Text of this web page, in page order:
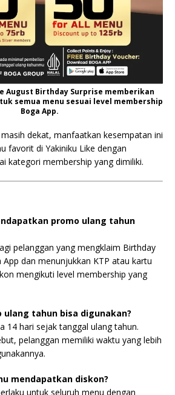
August Birthday Surprise memberikan
semua menu sesuai level membership
Boga App.
dekat, manfaatkan kesempatan ini
favorit di Yakiniku Like dengan
kategori membership yang dimiliki.
promo ulang tahun
pelanggan yang mengklaim Birthday
dan menunjukkan KTP atau kartu
mengikuti level membership yang
ulang tahun bisa digunakan?
14 hari sejak tanggal ulang tahun.
pelanggan memiliki waktu yang lebih
mendapatkan diskon?
untuk seluruh menu dengan